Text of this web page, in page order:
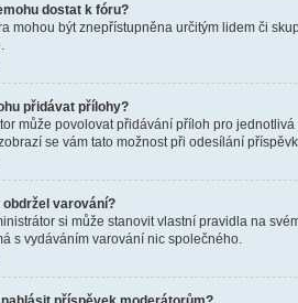
dostat k fóru?
mohou být znepřístupněna určitým lidem či
přidávat přílohy?
může povolovat přidávání příloh pro
se vám tato možnost při odesílání
obdržel varování?
si může stanovit vlastní pravidla na
s vydáváním varování nic společného.